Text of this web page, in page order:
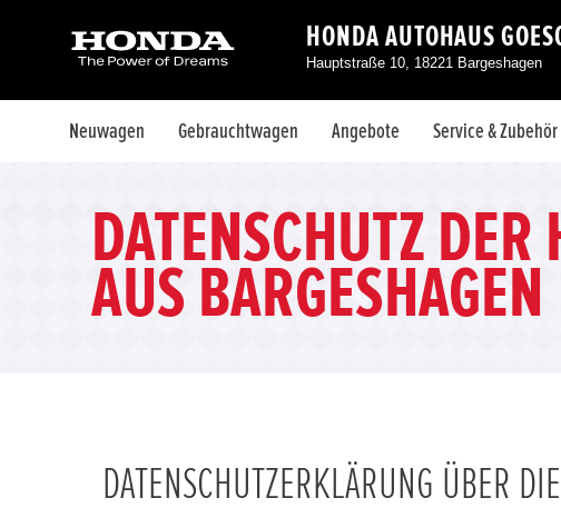
HONDA AUTOHAUS
Hauptstraße 10, 18221 Bargeshagen
Neuwagen Gebrauchtwagen Angebote Service & Zubehör
DATENSCHUTZ
AUS BARGESHAGEN
DATENSCHUTZERKLÄRUNG ÜBER